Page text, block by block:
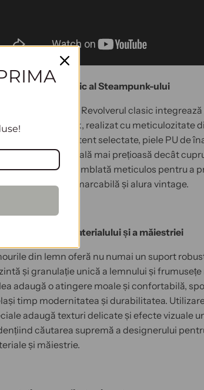
farmecul unic al Steampunk-ului
ul 3D din lemn Revolverul clasic integrează
steampunk, realizat cu meticulozitate
din lemn de atent selectate, piele PU de
și hârtie specială mai prețioasă decât
piesă este asamblată meticulos pentru a
mecanică remarcabilă și alura vintage.
perfectă a materialului și a măiestriei
din lemn oferă nu numai un suport
și granulație unică a lemnului și frumusețe
adaugă o atingere moale și confortabilă,
timp modernitatea și durabilitatea.
adaugă texturi delicate și efecte vizuale
căutarea supremă a designerului
și măiestrie.